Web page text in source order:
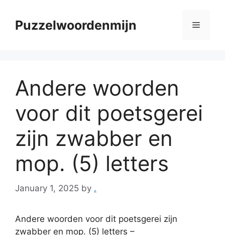
contentPuzzelwoordenmijn Menu
Andere woorden
voor dit poetsgerei
zijn zwabber en
mop. (5) letters
January 1, 2025 by .
Andere woorden voor dit poetsgerei zijn
zwabber en mop. (5) letters –